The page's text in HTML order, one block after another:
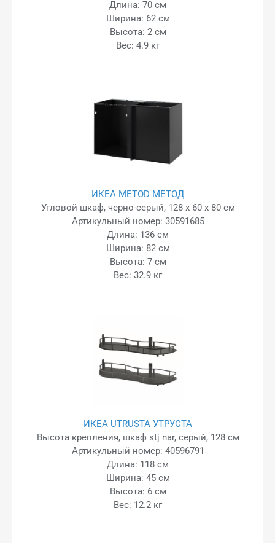
Длина: 70 см
Ширина: 62 см
Высота: 2 см
Вес: 4.9 кг
ИКЕА METOD МЕТОД
Угловой шкаф, черно-серый, 128 x 60 x 80 см
Артикульный номер: 30591685
Длина: 136 см
Ширина: 82 см
Высота: 7 см
Вес: 32.9 кг
ИКЕА UTRUSTA УТРУСТА
Высота крепления, шкаф stj nar, серый, 128 см
Артикульный номер: 40596791
Длина: 118 см
Ширина: 45 см
Высота: 6 см
Вес: 12.2 кг